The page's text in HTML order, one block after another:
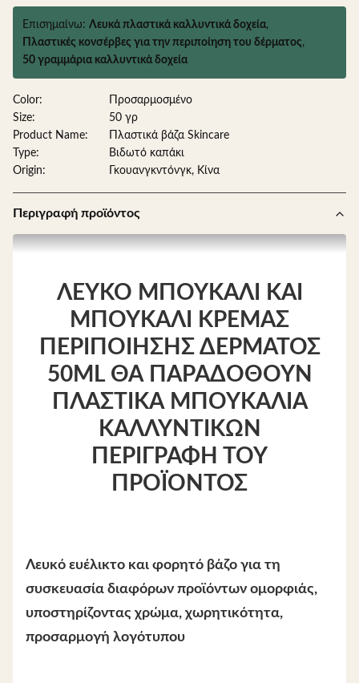
Επισημαίνω: Λευκά πλαστικά καλλυντικά δοχεία,
Πλαστικές κονσέρβες για την περιποίηση του δέρματος,
50 γραμμάρια καλλυντικά δοχεία
Color:
Προσαρμοσμένο
Size:
50 γρ
Product Name:
Πλαστικά βάζα Skincare
Type:
Βιδωτό καπάκι
Origin:
Γκουανγκντόνγκ, Κίνα
Περιγραφή προϊόντος
ΛΕΥΚΌ ΜΠΟΥΚΆΛΙ ΚΑΙ
ΜΠΟΥΚΆΛΙ ΚΡΈΜΑΣ
ΠΕΡΙΠΟΊΗΣΗΣ ΔΈΡΜΑΤΟΣ
50ML ΘΑ ΠΑΡΑΔΟΘΟΎΝ
ΠΛΑΣΤΙΚΆ ΜΠΟΥΚΆΛΙΑ
ΚΑΛΛΥΝΤΙΚΏΝ
ΠΕΡΙΓΡΑΦΉ ΤΟΥ
ΠΡΟΪΌΝΤΟΣ
Λευκό ευέλικτο και φορητό βάζο για τη
συσκευασία διαφόρων προϊόντων ομορφιάς,
υποστηρίζοντας χρώμα, χωρητικότητα,
προσαρμογή λογότυπου